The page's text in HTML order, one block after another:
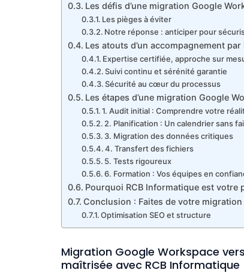
Les défis d’une migration Google
Les pièges à éviter
Notre réponse : anticiper pour
Les atouts d’un accompagnement
Expertise certifiée, approche sur
Suivi continu et sérénité garantie
Sécurité au cœur du processus
Les étapes d’une migration Google
1. Audit initial : Comprendre votre
2. Planification : Un calendrier sans
3. Migration des données critiques
4. Transfert des fichiers
5. Tests rigoureux
6. Formation : Vos équipes en
Pourquoi RCB Informatique est votre
Conclusion : Faites de votre
Optimisation SEO et structure
Migration Google Workspace
maîtrisée avec RCB Informatique